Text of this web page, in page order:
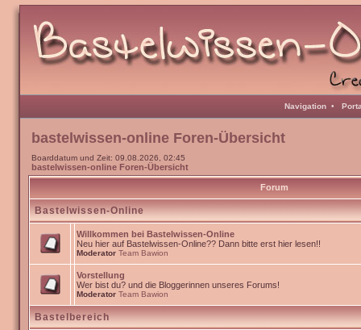
Navigation •
bastelwissen-online Foren-Übersicht
Boarddatum und Zeit: 09.08.2026, 02:45
bastelwissen-online Foren-Übersicht
Forum
Bastelwissen-Online
Willkommen bei Bastelwissen-Online
Neu hier auf Bastelwissen-Online?? Dann bitte erst hier lesen!!
Moderator Team Bawion
Vorstellung
Wer bist du? und die Bloggerinnen unseres Forums!
Moderator Team Bawion
Bastelbereich